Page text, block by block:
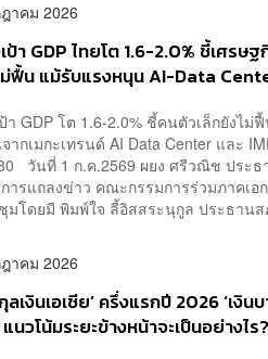
าคม 2026
ป้า GDP ไทยโต 1.6-2.0% ชี้เศร
ม่ฟื้น แม้รับแรงหนุน AI-Data
า GDP โต 1.6-2.0% ชี้คนตัวเล็กยังไ
ากเมกะเทรนด์ AI Data Center และ
วันที่ 1 ก.ค.2569 ผยง ศรีวณิช ประ
ารแถลงข่าว คณะกรรมการร่วมภาคเ
มโดยมี พิมพ์ใจ ลี้อิสสระนุกูล ประธาน
าคม 2026
ลเงินเอเชีย’ ครึ่งแรกปี 2026 ‘เงิ
นวโน้มระยะข้างหน้าจะเป็นอย่างไร?